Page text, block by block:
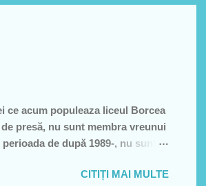
ce acum populeaza liceul Borcea
presă, nu sunt membra vreunui
de după 1989-, nu sunt
prestaţiei sale- asa cum rezultă
CITIȚI MAI MULTE